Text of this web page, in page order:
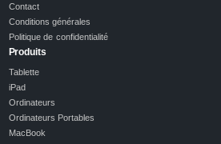
Contact
Conditions générales
Politique de confidentialité
Produits
Tablette
iPad
Ordinateurs
Ordinateurs Portables
MacBook